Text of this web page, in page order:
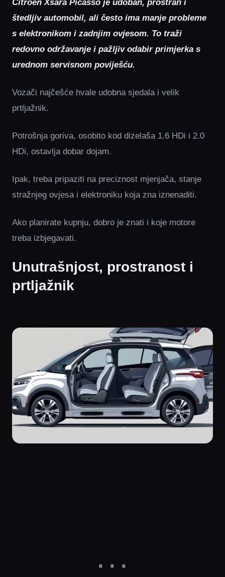
Citroën Xsara Picasso je udoban, prostran i
štedljiv automobil, ali često ima manje probleme
s elektronikom i zadnjim ovjesom. To traži
redovno održavanje i pažljiv odabir primjerka s
urednom servisnom poviješću.
Vozači najčešće hvale udobna sjedala i velik
prtljažnik.
Potrošnja goriva, osobito kod dizelaša 1.6 HDi i 2.0
HDi, ostavlja dobar dojam.
Ipak, treba pripaziti na preciznost mjenjača, stanje
stražnjeg ovjesa i elektroniku koja zna iznenaditi.
Ako planirate kupnju, dobro je znati i koje motore
treba izbjegavati.
Unutrašnjost, prostranost i
prtljažnik